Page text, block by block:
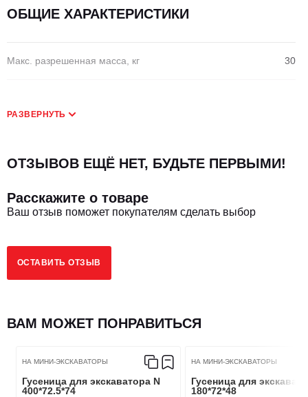
ОБЩИЕ ХАРАКТЕРИСТИКИ
Макс. разрешенная масса, кг 30
РАЗВЕРНУТЬ
ОТЗЫВОВ ЕЩЁ НЕТ, БУДЬТЕ ПЕРВЫМИ!
Расскажите о товаре
Ваш отзыв поможет покупателям сделать выбор
ОСТАВИТЬ ОТЗЫВ
ВАМ МОЖЕТ ПОНРАВИТЬСЯ
НА МИНИ-ЭКСКАВАТОРЫ
Гусеница для экскаватора N
400*72.5*74
НА МИНИ-ЭКСКАВАТОРЫ
Гусеница для
180*72*48